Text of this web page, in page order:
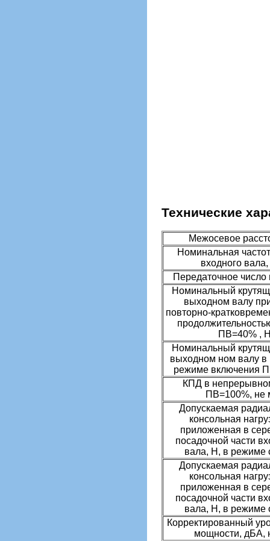
Технические
Межосевое
Номинальная
входного
Передаточное
Номинальный
выходном валу
повторно-
ПВ=40% ,
Номинальный
выходном ном валу
режиме включения
КПД в
ПВ=100%, не
Допускаемая
консольная
приложенная в
посадочной части
вала, Н, в режиме
Допускаемая
консольная
приложенная в
посадочной части
вала, Н, в режиме
Корректированный
мощности, дБА,